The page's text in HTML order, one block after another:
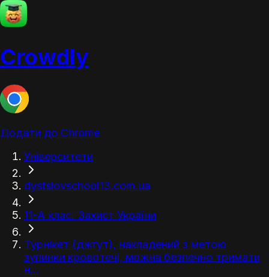
Crowdly
Додати до Chrome
Університети
dystslovschool13.com.ua
11-А клас. Захист України
Турнікет (джгут), накладений з метою
зупинки кровотечі, можна безпечно тримати
н...